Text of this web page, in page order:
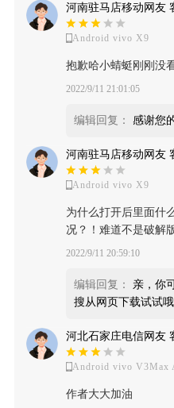
河南驻马店移动网友
Android vivo X9
抱歉哈小蜻蜓刚刚没
2022/9/11 21:01:05
编辑回复： 感谢您
河南驻马店移动网友
Android vivo X9
为什么打开后里面什
况？！难道不是破解
2022/9/11 20:59:10
编辑回复：
亲，你
搜从网页下载试试哦
河北石家庄电信网友
Android vivo V3Max
作者大大加油